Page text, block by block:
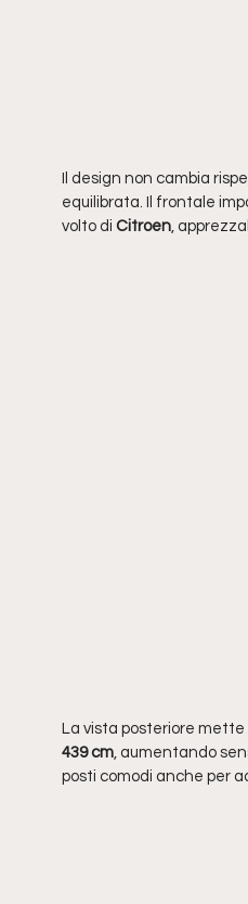
Il design non cambia
equilibrata. Il frontale
volto di Citroen ,
La vista posteriore
439 cm, aumentando
posti comodi anche per